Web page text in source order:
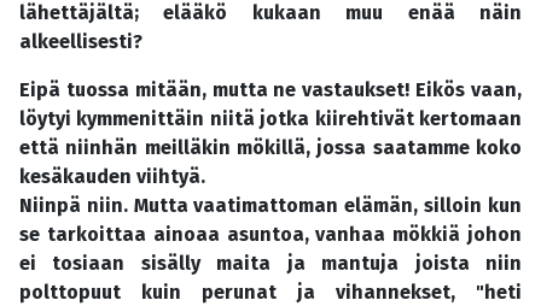
lähettäjältä; elääkö kukaan muu enää näin
alkeellisesti?
Eipä tuossa mitään, mutta ne vastaukset! Eikös vaan,
löytyi kymmenittäin niitä jotka kiirehtivät kertomaan
että niinhän meilläkin mökillä, jossa saatamme koko
kesäkauden viihtyä.
Niinpä niin. Mutta vaatimattoman elämän, silloin kun
se tarkoittaa ainoaa asuntoa, vanhaa mökkiä johon
ei tosiaan sisälly maita ja mantuja joista niin
polttopuut kuin perunat ja vihannekset, "heti